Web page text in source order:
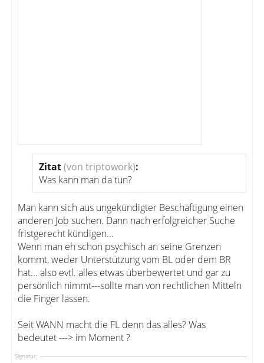
Zitat(von triptowork):
Was kann man da tun?
Man kann sich aus ungekündigter Beschäftigung einen
anderen Job suchen. Dann nach erfolgreicher Suche
fristgerecht kündigen...
Wenn man eh schon psychisch an seine Grenzen
kommt, weder Unterstützung vom BL oder dem BR
hat... also evtl. alles etwas überbewertet und gar zu
persönlich nimmt---sollte man von rechtlichen Mitteln
die Finger lassen.
Seit WANN macht die FL denn das alles? Was
bedeutet ---> im Moment ?
Signatur: